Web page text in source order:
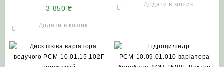
контрприводу (алюміній)
ДОН-1500
3 850₴
Додати в кошик
Додати в кошик